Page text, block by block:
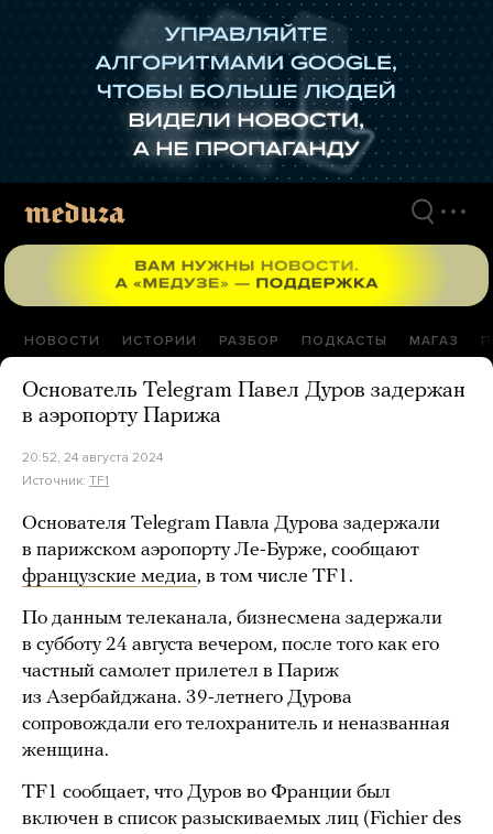
НОВОСТИ ИСТОРИИ РАЗБОР ПОДКАСТЫ МАГАЗ
Основатель Telegram Павел Дуров задержан
в аэропорту Парижа
20:52, 24 августа 2024
Источник: TF1
Основателя Telegram Павла Дурова задержали
в парижском аэропорту Ле-Бурже, сообщают
французские медиа, в том числе TF1.
По данным телеканала, бизнесмена задержали
в субботу 24 августа вечером, после того как его
частный самолет прилетел в Париж
из Азербайджана. 39-летнего Дурова
сопровождали его телохранитель и неназванная
женщина.
TF1 сообщает, что Дуров во Франции был
включен в список разыскиваемых лиц (Fichier des